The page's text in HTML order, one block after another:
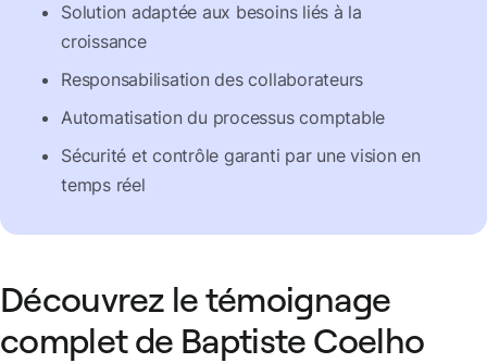
Solution adaptée aux besoins liés à la
croissance
Responsabilisation des collaborateurs
Automatisation du processus comptable
Sécurité et contrôle garanti par une vision en
temps réel
Découvrez le témoignage
complet de Baptiste Coelho